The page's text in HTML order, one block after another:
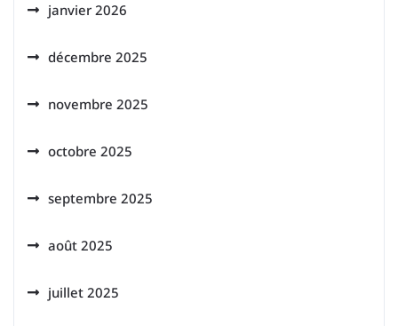
janvier 2026
décembre 2025
novembre 2025
octobre 2025
septembre 2025
août 2025
juillet 2025